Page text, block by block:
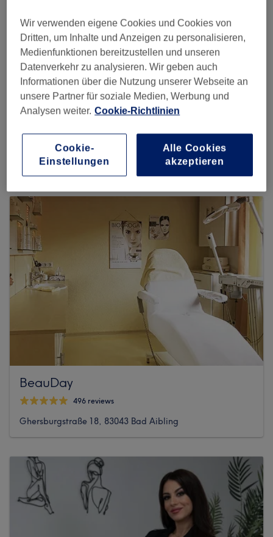
Isarstraße 2 / OG, 83026 Rosenheim
BeauDay
496 reviews
Ghersburgstraße 18, 83043 Bad Aibling
Wir verwenden eigene Cookies und Cookies von
Dritten, um Inhalte und Anzeigen zu personalisieren,
Medienfunktionen bereitzustellen und unseren
Datenverkehr zu analysieren. Wir geben auch
Informationen über die Nutzung unserer Webseite an
unsere Partner für soziale Medien, Werbung und
Analysen weiter. Cookie-Richtlinien
Cookie-
Einstellungen
Alle Cookies
akzeptieren